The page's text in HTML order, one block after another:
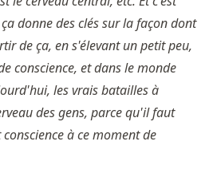
donne des clés sur la façon dont
de ça, en s'élevant un petit peu,
conscience, et dans le monde
les vrais batailles à
des gens, parce qu'il faut
à ce moment de